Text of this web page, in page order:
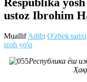
ustoz Ibrohim
MuallifAdib: O'zbek
izoh yo'q
Республика ёш